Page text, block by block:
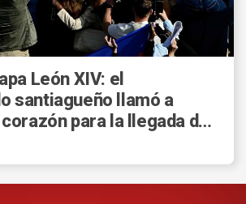
León XIV: el
santiagueño llamó a
para la llegada del
a la Argentina.